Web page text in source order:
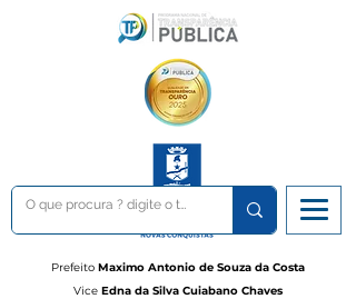
Prefeito Maximo Antonio de Souza da Costa
Vice Edna da Silva Cuiabano Chaves